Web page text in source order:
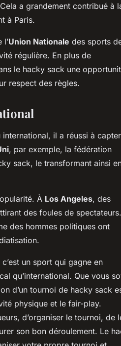
a grandement contribué à
à Paris.
l’Union Nationale des sports
régulière. En plus de
le hacky sack une
respect des règles.
international, il a réussi à capter
, par exemple, la fédération
sack, le transformant ainsi
À Los Angeles, des
des foules de
des hommes politiques ont
un sport qui gagne en
qu’international. Que vous
d’un tournoi de hacky sack
physique et le fair-play.
d’organiser le tournoi, de
son bon déroulement. Le